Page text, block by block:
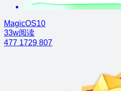
MagicOS10
33w阅读
477 1729 807